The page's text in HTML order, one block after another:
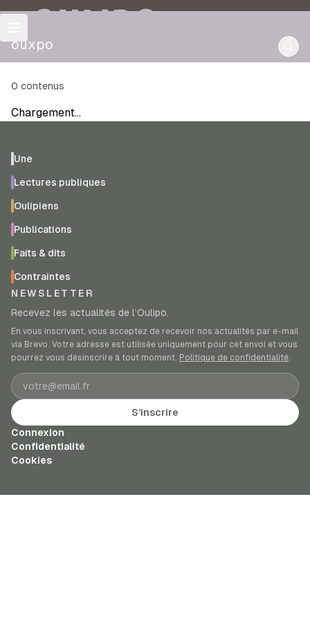
OULIPO
ouxpo
0 contenus
Chargement…
Une
Lectures publiques
Oulipiens
Publications
Faits & dits
Contraintes
NEWSLETTER
Recevez les actualités de l’Oulipo.
En vous inscrivant, vous acceptez de recevoir nos actualités par e-mail
via Brevo. Votre adresse est utilisée uniquement pour cet envoi et vous
pourrez vous désinscrire à tout moment. Politique de confidentialité.
Adresse e-mail
S’inscrire
Connexion
Confidentialité
Cookies